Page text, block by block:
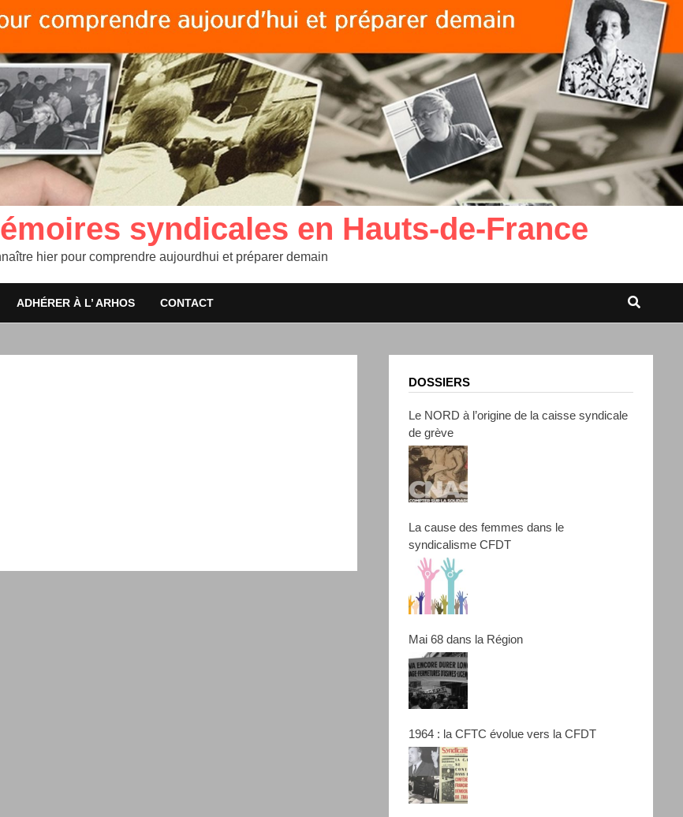
syndicales en Hauts-de-France
hier pour comprendre aujourdhui et préparer demain
ADHÉRER À L’ ARHOS CONTACT
DOSSIERS
Le NORD à l’origine de la caisse syndicale
de grève
La cause des femmes dans le
syndicalisme CFDT
Mai 68 dans la Région
1964 : la CFTC évolue vers la CFDT